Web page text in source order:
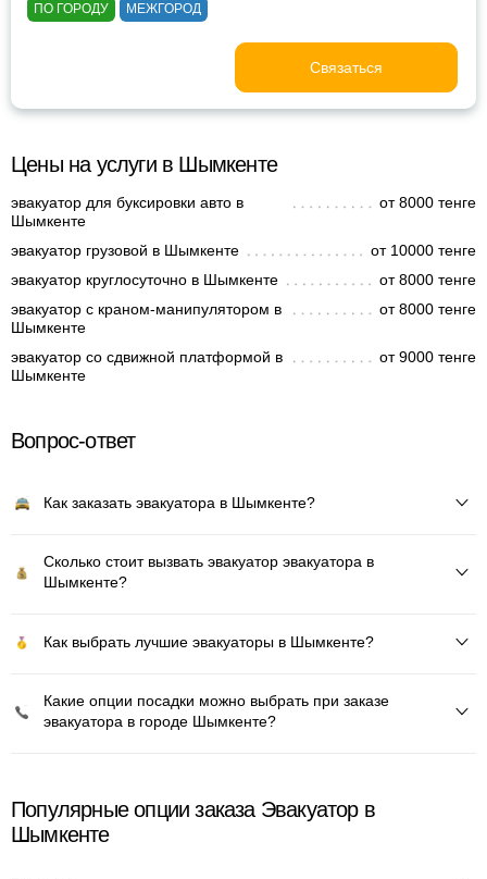
ПО ГОРОДУ МЕЖГОРОД
Связаться
Цены на услуги в Шымкенте
эвакуатор для буксировки авто в
Шымкенте
от 8000 тенге
эвакуатор грузовой в Шымкенте
от 10000 тенге
эвакуатор круглосуточно в Шымкенте
от 8000 тенге
эвакуатор с краном-манипулятором в
Шымкенте
от 8000 тенге
эвакуатор со сдвижной платформой в
Шымкенте
от 9000 тенге
Вопрос-ответ
Как заказать эвакуатора в Шымкенте?
Сколько стоит вызвать эвакуатор эвакуатора в
Шымкенте?
Как выбрать лучшие эвакуаторы в Шымкенте?
Какие опции посадки можно выбрать при заказе
эвакуатора в городе Шымкенте?
Популярные опции заказа Эвакуатор в
Шымкенте